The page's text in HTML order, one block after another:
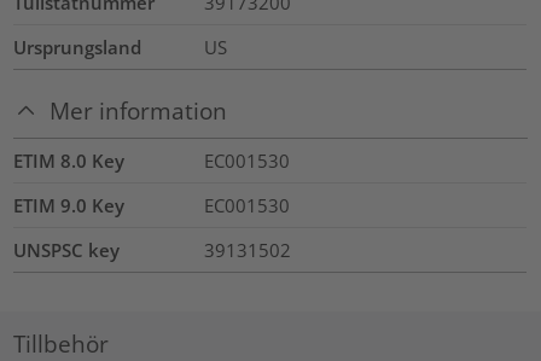
Ursprungsland
US
Mer information
ETIM 8.0 Key
EC001530
ETIM 9.0 Key
EC001530
UNSPSC key
39131502
Tillbehör